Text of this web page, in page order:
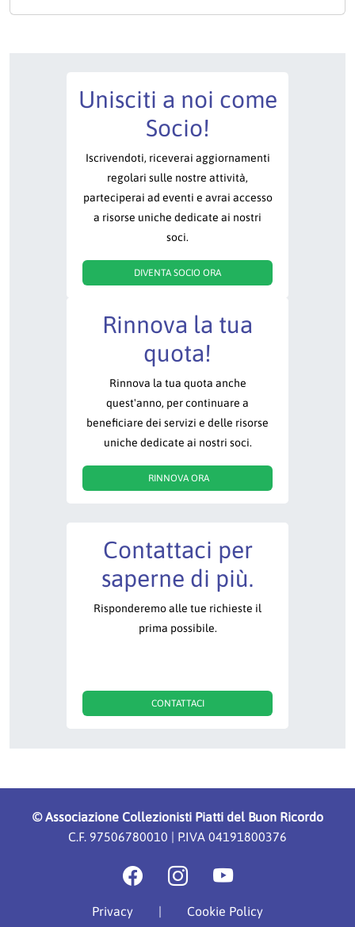
Unisciti a noi come
Socio!
Iscrivendoti, riceverai aggiornamenti
regolari sulle nostre attività,
parteciperai ad eventi e avrai accesso
a risorse uniche dedicate ai nostri
soci.
DIVENTA SOCIO ORA
Rinnova la tua
quota!
Rinnova la tua quota anche
quest'anno, per continuare a
beneficiare dei servizi e delle risorse
uniche dedicate ai nostri soci.
RINNOVA ORA
Contattaci per
saperne di più.
Risponderemo alle tue richieste il
prima possibile.
CONTATTACI
©Associazione Collezionisti Piatti del Buon Ricordo
C.F. 97506780010 | P.IVA 04191800376
Privacy | Cookie Policy